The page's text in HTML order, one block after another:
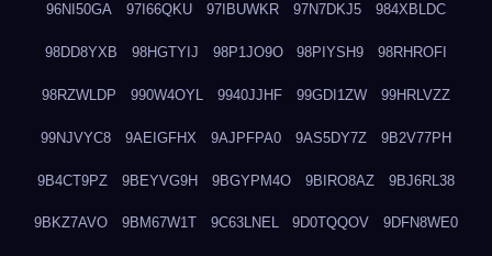
96NI50GA 97I66QKU 97IBUWKR 97N7DKJ5 984XBLDC
98DD8YXB 98HGTYIJ 98P1JO9O 98PIYSH9 98RHROFI
98RZWLDP 990W4OYL 9940JJHF 99GDI1ZW 99HRLVZZ
99NJVYC8 9AEIGFHX 9AJPFPA0 9AS5DY7Z 9B2V77PH
9B4CT9PZ 9BEYVG9H 9BGYPM4O 9BIRO8AZ 9BJ6RL38
9BKZ7AVO 9BM67W1T 9C63LNEL 9D0TQQOV 9DFN8WE0